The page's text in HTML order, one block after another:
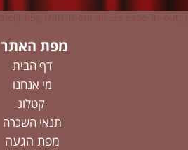
מפת האתר
דף הבית
מי אנחנו
קטלוג
תנאי השכרה
מפת הגעה